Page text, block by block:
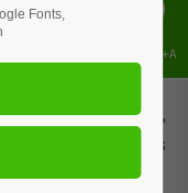
28.04.2026,
wiederholt. Das
. bis zum 05.08.2026.
Fonts,
Shift+Alt+A